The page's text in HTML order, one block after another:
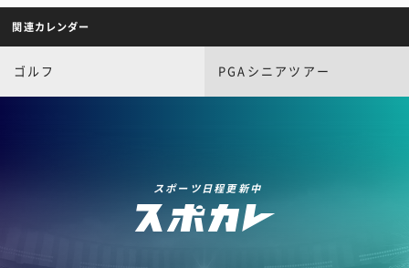
関連カレンダー
ゴルフ PGAシニアツアー
スポーツ日程更新中